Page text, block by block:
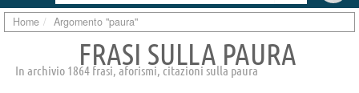
Home Argomento "paura"
FRASI SULLA PAURA
In archivio 1864 frasi, aforismi, citazioni sulla paura